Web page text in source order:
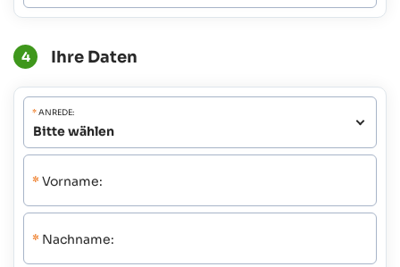
4 Ihre Daten
*ANREDE:
* Vorname:
* Nachname: